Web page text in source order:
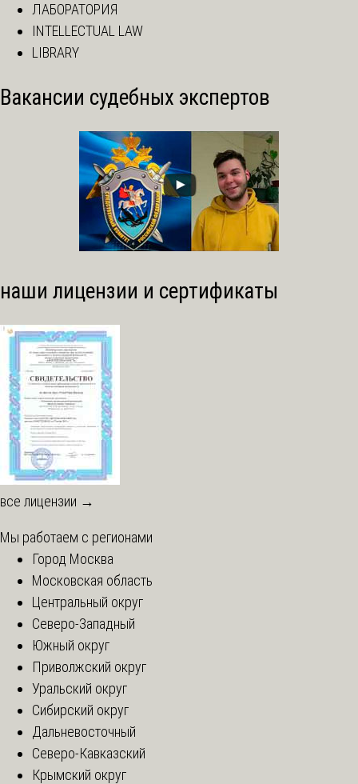
ЛАБОРАТОРИЯ
INTELLECTUAL LAW
LIBRARY
Вакансии судебных экспертов
наши лицензии и сертификаты
все лицензии →
Мы работаем с регионами
Город Москва
Московская область
Центральный округ
Северо-Западный
Южный округ
Приволжский округ
Уральский округ
Сибирский округ
Дальневосточный
Северо-Кавказский
Крымский округ